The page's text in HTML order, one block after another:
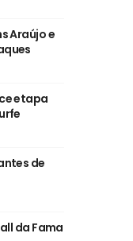
Araújo e
etapa
de
da Fama